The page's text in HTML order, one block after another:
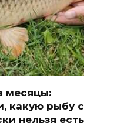
месяцы:
какую рыбу с
нельзя есть